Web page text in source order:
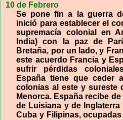
10 de Febrero
Se pone fin a la guerra
inició para establecer el
supremacía colonial en
India) con la paz de
Bretaña, por un lado, y
este acuerdo Francia y
sufrir pérdidas
España tiene que ceder
colonias al este y sureste
Menorca. España recibe
de Luisiana y de
Cuba y Filipinas,